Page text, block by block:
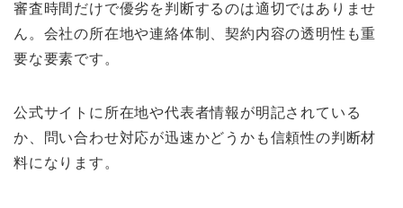
審査時間だけで優劣を判断するのは適切ではありませ
ん。会社の所在地や連絡体制、契約内容の透明性も重
要な要素です。
公式サイトに所在地や代表者情報が明記されている
か、問い合わせ対応が迅速かどうかも信頼性の判断材
料になります。